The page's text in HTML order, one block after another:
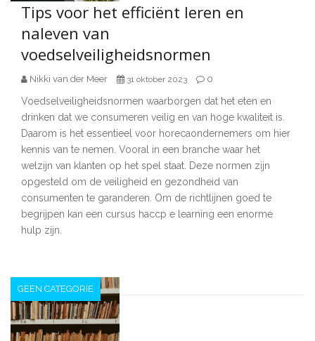
Tips voor het efficiënt leren en
naleven van
voedselveiligheidsnormen
Nikki van der Meer 31 oktober 2023 0
Voedselveiligheidsnormen waarborgen dat het eten en
drinken dat we consumeren veilig en van hoge kwaliteit is.
Daarom is het essentieel voor horecaondernemers om hier
kennis van te nemen. Vooral in een branche waar het
welzijn van klanten op het spel staat. Deze normen zijn
opgesteld om de veiligheid en gezondheid van
consumenten te garanderen. Om de richtlijnen goed te
begrijpen kan een cursus haccp e learning een enorme
hulp zijn.
GEEN CATEGORIE